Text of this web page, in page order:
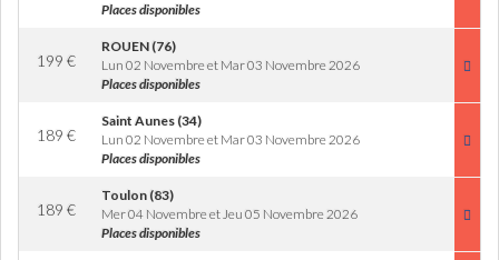
Places disponibles
199 €
ROUEN (76)
Lun 02 Novembre et Mar 03 Novembre 2026
Places disponibles
189 €
Saint Aunes (34)
Lun 02 Novembre et Mar 03 Novembre 2026
Places disponibles
189 €
Toulon (83)
Mer 04 Novembre et Jeu 05 Novembre 2026
Places disponibles